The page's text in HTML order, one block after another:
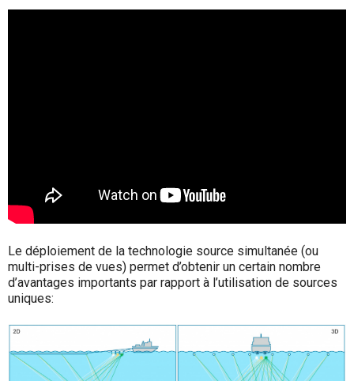
Le déploiement de la technologie source simultanée (ou
multi-prises de vues) permet d’obtenir un certain nombre
d’avantages importants par rapport à l’utilisation de sources
uniques: